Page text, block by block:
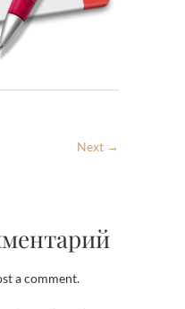
Next →
a comment.